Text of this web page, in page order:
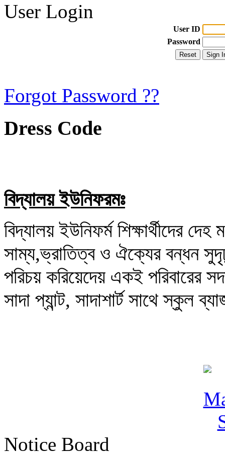
User Login
User ID
Password
Forgot Password ??
Dress Code
বিদ্যালয় ইউনিফরমঃ
বিদ্যালয় ইউনিফর্ম শিক্ষার্থীদের
সাম্য,ভ্রাতিত্ব ও ঐক্যের বন্ধন
পরিচয় করিয়েদেয় একই পরিবারের
সাদা প্যান্ট, সাদাশার্ট সাথে স্কুল
Notice Board